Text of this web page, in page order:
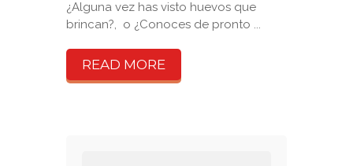
¿Alguna vez has visto huevos que
brincan?, o ¿Conoces de pronto ...
READ MORE